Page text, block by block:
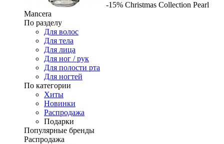
-15% Christmas Collection Pearl
Mancera
По разделу
Для волос
Для тела
Для лица
Для ног / рук
Для полости рта
Для ногтей
По категории
Хиты
Новинки
Распродажа
Подарки
Популярные бренды
Распродажа